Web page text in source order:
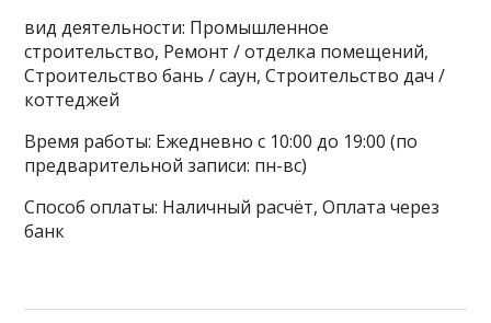
вид деятельности: Промышленное
строительство, Ремонт / отделка помещений,
Строительство бань / саун, Строительство дач /
коттеджей
Время работы: Ежедневно с 10:00 до 19:00 (по
предварительной записи: пн-вс)
Способ оплаты: Наличный расчёт, Оплата через
банк